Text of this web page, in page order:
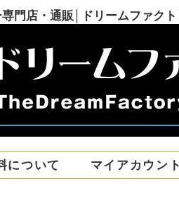
門店・通販│ドリームファク
について マイアカウント